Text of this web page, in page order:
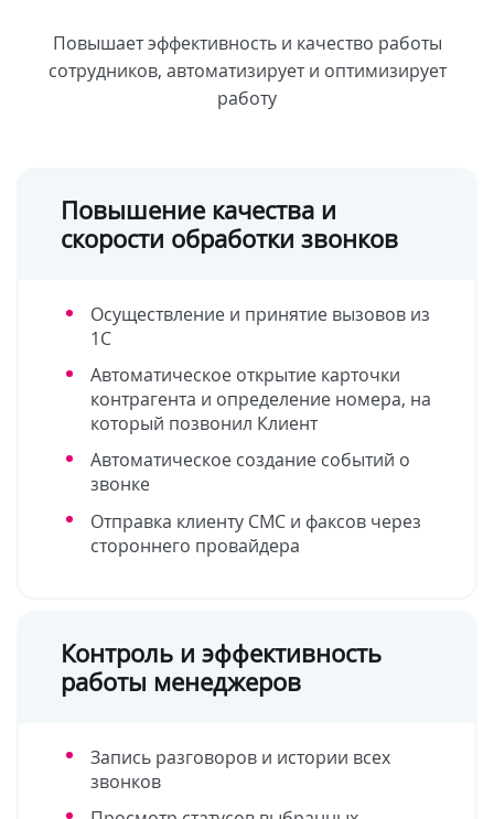
Повышает эффективность и качество работы
сотрудников, автоматизирует и оптимизирует
работу
Повышение качества и
скорости обработки звонков
Осуществление и принятие вызовов из
1С
Автоматическое открытие карточки
контрагента и определение номера, на
который позвонил Клиент
Автоматическое создание событий о
звонке
Отправка клиенту СМС и факсов через
стороннего провайдера
Контроль и эффективность
работы менеджеров
Запись разговоров и истории всех
звонков